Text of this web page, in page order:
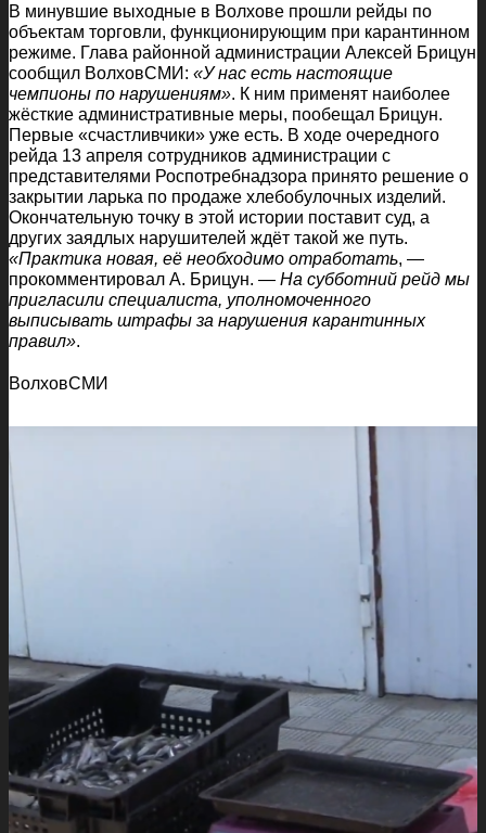
В минувшие выходные в Волхове прошли рейды по
объектам торговли, функционирующим при карантинном
режиме. Глава районной администрации Алексей Брицун
сообщил ВолховСМИ: «У нас есть настоящие
чемпионы по нарушениям». К ним применят наиболее
жёсткие административные меры, пообещал Брицун.
Первые «счастливчики» уже есть. В ходе очередного
рейда 13 апреля сотрудников администрации с
представителями Роспотребнадзора принято решение о
закрытии ларька по продаже хлебобулочных изделий.
Окончательную точку в этой истории поставит суд, а
других заядлых нарушителей ждёт такой же путь.
«Практика новая, её необходимо отработать, —
прокомментировал А. Брицун. — На субботний рейд мы
пригласили специалиста, уполномоченного
выписывать штрафы за нарушения карантинных
правил».
ВолховСМИ